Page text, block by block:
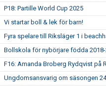
P18: Partille World Cup 2025
Vi startar boll & lek för barn!
Fyra spelare till Riksläger 1 i
Bollskola för nybörjare födda
F16: Amanda Broberg Rydqvist på
Ungdomsansvarig om säsongen